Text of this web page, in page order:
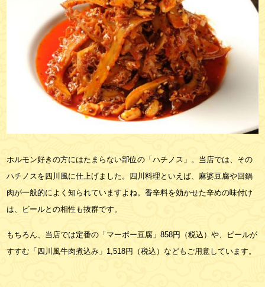
ホルモン好きの方にはたまらない部位の「ハチノス」。当店では、その
ハチノスを四川風に仕上げました。四川料理といえば、麻婆豆腐や回鍋
肉が一般的によく知られていますよね。香辛料を効かせた辛めの味付け
は、ビールとの相性も抜群です。
もちろん、当店では定番の「マーボー豆腐」858円（税込）や、ビールが
すすむ「四川風牛肉煮込み」1,518円（税込）などもご用意しています。